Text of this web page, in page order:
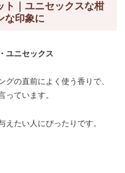
ト｜ユニセックスな柑
な印象に
ユニセックス
グの直前によく使う香りで、
っています。
えたい人にぴったりです。